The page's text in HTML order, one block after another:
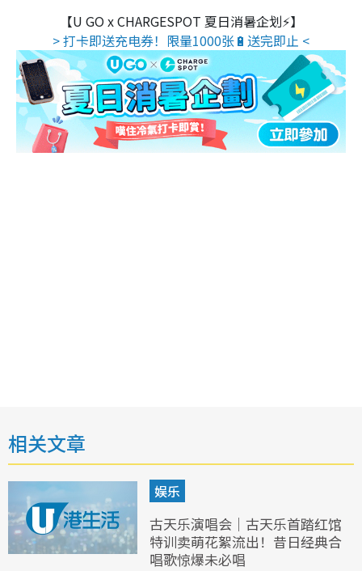
【U GO x CHARGESPOT 夏日消暑企划⚡】
> 打卡即送充电券！限量1000张🔋送完即止 <
相关文章
娱乐
古天乐演唱会｜古天乐首踏红馆
特训卖萌花絮流出！昔日经典合
唱歌惊爆未必唱